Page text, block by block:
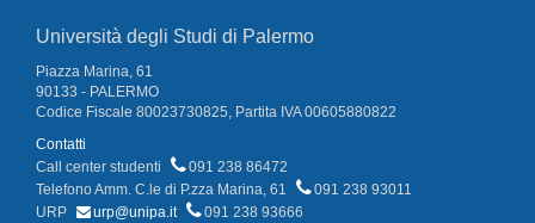
Università degli Studi di Palermo
Piazza Marina, 61
90133 - PALERMO
Codice Fiscale 80023730825, Partita IVA 00605880822
Contatti
Call center studenti
091 238 86472
Telefono Amm. C.le di P.zza Marina, 61
091 238 93011
URP
urp@unipa.it
091 238 93666